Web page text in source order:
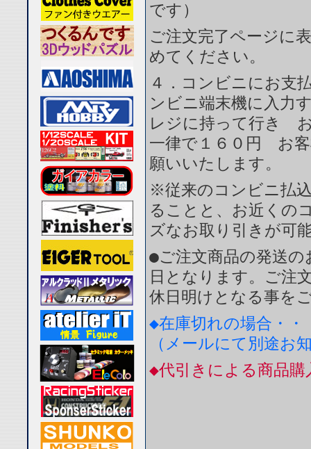
です）
ご注文完了ページに
めてください。
４．コンビニにお支
ンビニ端末機に入
レジに持って行き
一律で１６０円 お
願いいたします。
※従来のコンビニ払
ることと、お近くの
ズなお取り引きが可
●ご注文商品の発送の
日となります。ご注
休日明けとなる事を
◆在庫切れの場合・・
（メールにて別途お
◆代引きによる商品